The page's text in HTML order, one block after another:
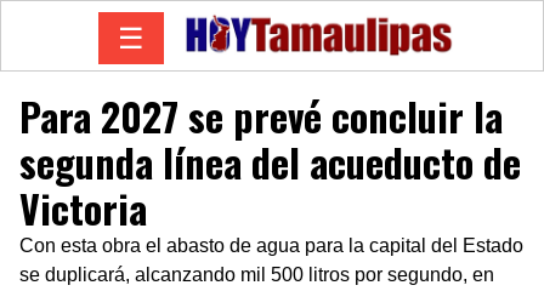
☰
Para 2027 se prevé concluir la
segunda línea del acueducto de
Victoria
Con esta obra el abasto de agua para la capital del Estado
se duplicará, alcanzando mil 500 litros por segundo, en